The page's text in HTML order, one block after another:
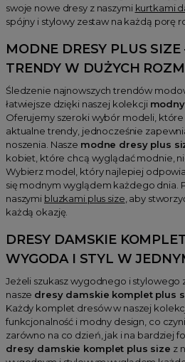
swoje nowe dresy z naszymi kurtkami
spójny i stylowy zestaw na każdą porę
MODNE DRESY PLUS
TRENDY W DUŻYCH
Śledzenie najnowszych trendów
łatwiejsze dzięki naszej kolekcji
Oferujemy szeroki wybór modeli, które
aktualne trendy, jednocześnie
noszenia. Nasze modne dresy plus
kobiet, które chcą wyglądać modnie,
Wybierz model, który najlepiej
się modnym wyglądem każdego dnia.
naszymi bluzkami plus size, aby
każdą okazję.
DRESY DAMSKIE
WYGODA I STYL W
Jeżeli szukasz wygodnego i stylowego
nasze dresy damskie komplet plus
Każdy komplet dresów w naszej
funkcjonalność i modny design, co
zarówno na co dzień, jak i na bardziej
dresy damskie komplet plus size z